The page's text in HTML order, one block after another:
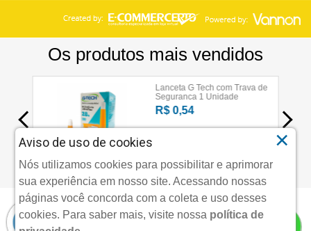
Aviso de uso de cookies
Nós utilizamos cookies para possibilitar e aprimorar
sua experiência em nosso site. Acessando nossas
páginas você concorda com a coleta e uso desses
cookies. Para saber mais, visite nossa política de
×